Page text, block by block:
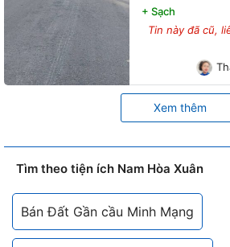
+ Sạch
Tin này đã cũ,
Xem thêm
Tìm theo tiện ích Nam Hòa Xuân
Bán Đất Gần cầu Minh Mạng